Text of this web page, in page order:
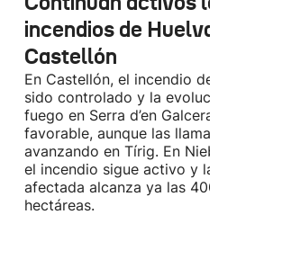
incendios de Huelva y
Castellón
En Castellón, el incendio de Culla ya
sido controlado y la evolución del
fuego en Serra d’en Galceran es
favorable, aunque las llamas
avanzando en Tírig. En Niebla
el incendio sigue activo y la
afectada alcanza ya las 4000
hectáreas.